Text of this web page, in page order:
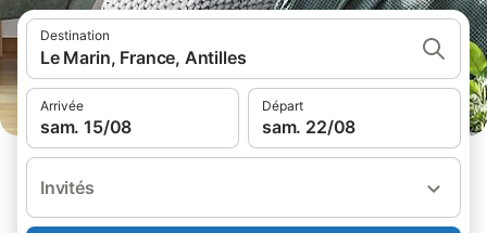
Destination
Le Marin, France, Antilles
Arrivée
sam. 15/08
Départ
sam. 22/08
Invités